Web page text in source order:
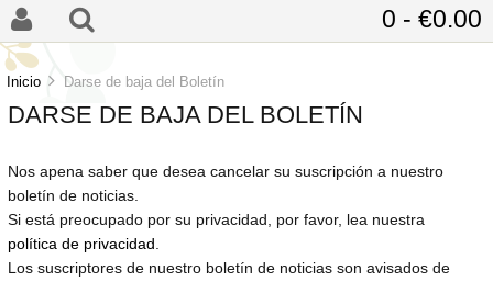
0 - €0.00
Inicio Darse de baja del Boletín
DARSE DE BAJA DEL BOLETÍN
Nos apena saber que desea cancelar su suscripción a nuestro
boletín de noticias.
Si está preocupado por su privacidad, por favor, lea nuestra
política de privacidad
Los suscriptores de nuestro boletín de noticias son avisados de